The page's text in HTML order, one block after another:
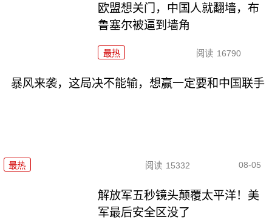
欧盟想关门，中国人就翻墙，布
鲁塞尔被逼到墙角
最热 阅读 16790
暴风来袭，这局决不能输，想赢一定要和中国联手
最热 阅读 15332 08-05
解放军五秒镜头颠覆太平洋！美
军最后安全区没了